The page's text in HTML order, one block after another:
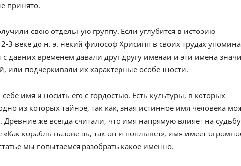
принято.
свою отдельную группу. Если углубится в историю
3 веке до н. э. некий философ Хрисипп в своих трудах
давних временем давали друг другу именаи и эти имена
или подчеркивали их характерные особенности.
имя и носить его с гордостью. Есть культуры, в которых
из которых тайное, так как, зная истинное имя человека
Древние же всегда считали, что имя напрямую влияет на судьбу
«Как корабль назовешь, так он и поплывет», имя имеет
мы попытаемся разобрать какое именно.